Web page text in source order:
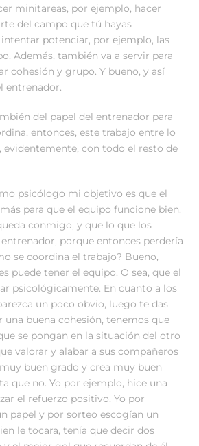
minitareas, por ejemplo, hacer
del campo que tú hayas
potenciar, por ejemplo, las
Además, también va a servir para
cohesión y grupo. Y bueno, y así
entrenador.
del papel del entrenador para
entonces, este trabajo entre lo
evidentemente, con todo el resto de
psicólogo mi objetivo es que el
para que el equipo funcione bien.
conmigo, y que lo que los
porque entonces perdería
se coordina el trabajo? Bueno,
puede tener el equipo. O sea, que el
psicológicamente. En cuanto a los
un poco obvio, luego te das
una buena cohesión, tenemos que
se pongan en la situación del otro
valorar y alabar a sus compañeros
buen grado y crea muy buen
que no. Yo por ejemplo, hice una
el refuerzo positivo. Yo por
papel y por sorteo escogían un
le tocara, tenía que decir dos